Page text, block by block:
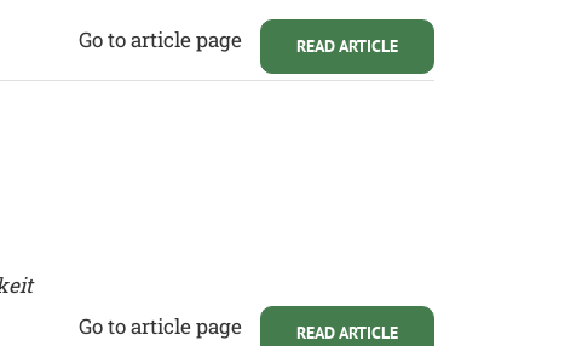
READ ARTICLE
Go to article page
READ ARTICLE
Go to article page